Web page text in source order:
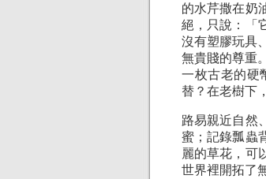
的水芹撒在奶
絕，只說：「
沒有塑膠玩具
無貴賤的尊重。
一枚古老的硬
替？在老樹下
路易親近自然
蜜；記錄瓢蟲
麗的草花，可
世界裡開拓了